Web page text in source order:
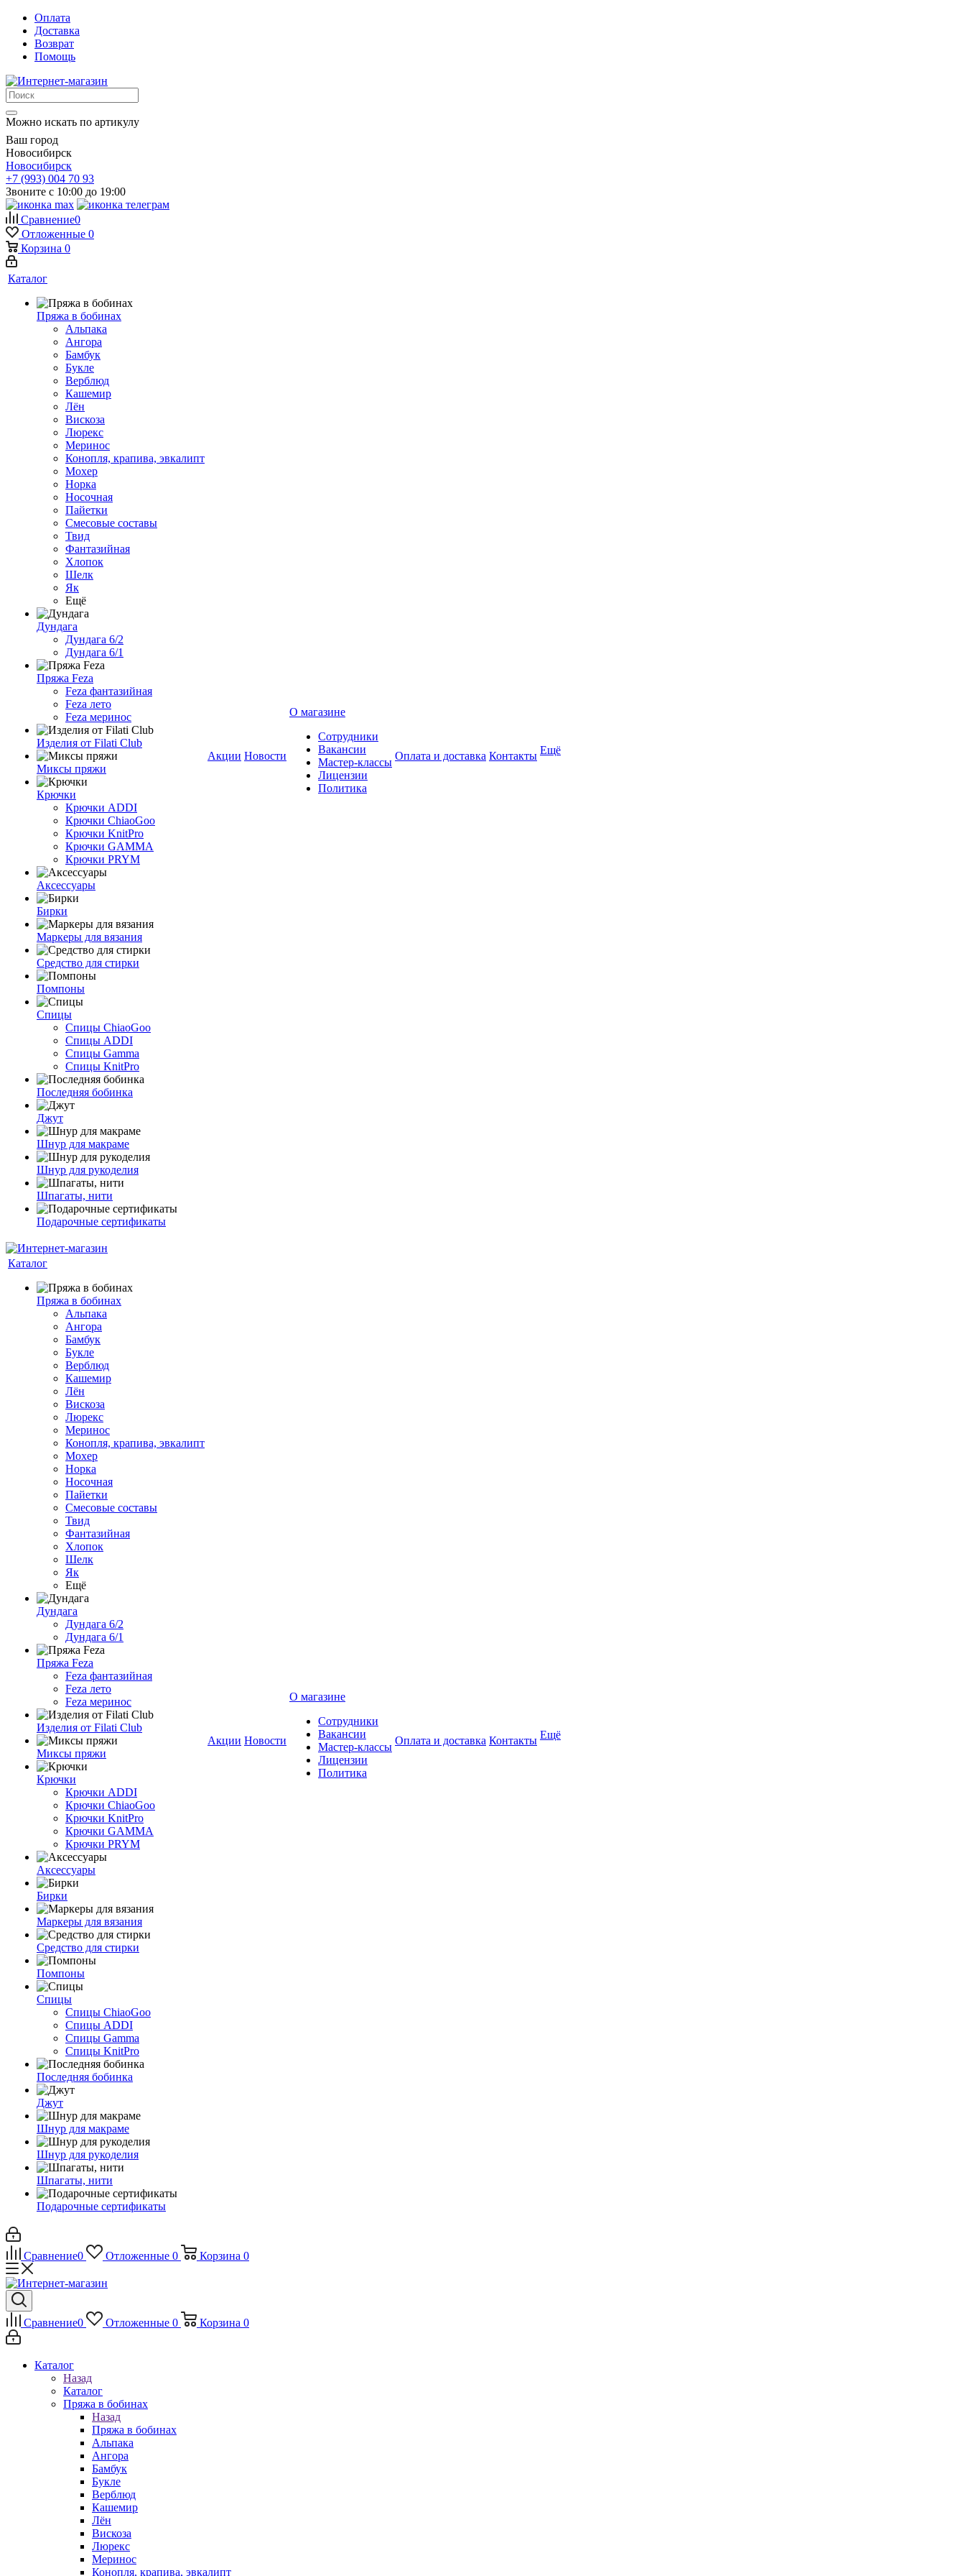
Оплата
Доставка
Возврат
Помощь
Можно искать по артикулу
Ваш город
Новосибирск
Новосибирск
+7 (993) 004 70 93
Звоните с 10:00 до 19:00
Сравнение0
Отложенные 0
Корзина 0
Каталог
Пряжа в бобинах
Альпака
Ангора
Бамбук
Букле
Верблюд
Кашемир
Лён
Вискоза
Люрекс
Меринос
Конопля, крапива, эвкалипт
Мохер
Норка
Носочная
Пайетки
Смесовые составы
Твид
Фантазийная
Хлопок
Шелк
Як
Ещё
Дундага
Дундага 6/2
Дундага 6/1
Пряжа Feza
Feza фантазийная
Feza лето
Feza меринос
Изделия от Filati Club
Миксы пряжи
Крючки
Крючки ADDI
Крючки ChiaoGoo
Крючки KnitPro
Крючки GAMMA
Крючки PRYM
Аксессуары
Бирки
Маркеры для вязания
Средство для стирки
Помпоны
Спицы
Спицы ChiaoGoo
Спицы ADDI
Спицы Gamma
Спицы KnitPro
Последняя бобинка
Джут
Шнур для макраме
Шнур для рукоделия
Шпагаты, нити
Подарочные сертификаты
Акции Новости
О магазине
Сотрудники
Вакансии
Мастер-классы
Лицензии
Политика
Оплата и доставка Контакты Ещё
Каталог
Пряжа в бобинах
Альпака
Ангора
Бамбук
Букле
Верблюд
Кашемир
Лён
Вискоза
Люрекс
Меринос
Конопля, крапива, эвкалипт
Мохер
Норка
Носочная
Пайетки
Смесовые составы
Твид
Фантазийная
Хлопок
Шелк
Як
Ещё
Дундага
Дундага 6/2
Дундага 6/1
Пряжа Feza
Feza фантазийная
Feza лето
Feza меринос
Изделия от Filati Club
Миксы пряжи
Крючки
Крючки ADDI
Крючки ChiaoGoo
Крючки KnitPro
Крючки GAMMA
Крючки PRYM
Аксессуары
Бирки
Маркеры для вязания
Средство для стирки
Помпоны
Спицы
Спицы ChiaoGoo
Спицы ADDI
Спицы Gamma
Спицы KnitPro
Последняя бобинка
Джут
Шнур для макраме
Шнур для рукоделия
Шпагаты, нити
Подарочные сертификаты
Акции Новости
О магазине
Сотрудники
Вакансии
Мастер-классы
Лицензии
Политика
Оплата и доставка Контакты Ещё
Сравнение0 Отложенные 0 Корзина 0
Сравнение0 Отложенные 0 Корзина 0
Каталог
Назад
Каталог
Пряжа в бобинах
Назад
Пряжа в бобинах
Альпака
Ангора
Бамбук
Букле
Верблюд
Кашемир
Лён
Вискоза
Люрекс
Меринос
Конопля, крапива, эвкалипт